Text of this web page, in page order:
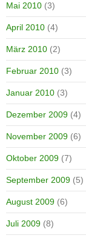
Mai 2010 (3)
April 2010 (4)
März 2010 (2)
Februar 2010 (3)
Januar 2010 (3)
Dezember 2009 (4)
November 2009 (6)
Oktober 2009 (7)
September 2009 (5)
August 2009 (6)
Juli 2009 (8)